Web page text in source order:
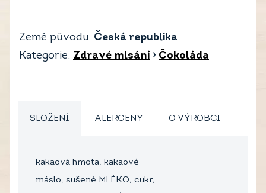
Země původu: Česká republika
Kategorie: Zdravé mlsání › Čokoláda
SLOŽENÍ ALERGENY O VÝROBCI
kakaová hmota, kakaové
máslo, sušené MLÉKO, cukr,